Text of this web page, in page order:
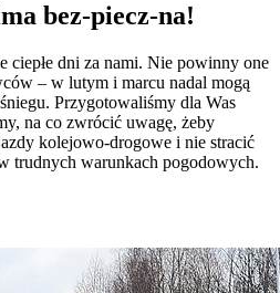
bez-piecz-na!
ciepłe dni za nami. Nie powinny one
– w lutym i marcu nadal mogą
Przygotowaliśmy dla Was
na co zwrócić uwagę, żeby
kolejowo-drogowe i nie stracić
trudnych warunkach pogodowych.